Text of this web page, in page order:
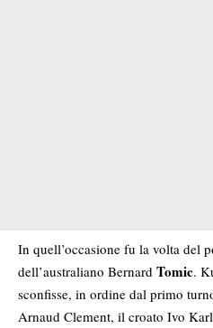
In quell’occasione fu la volta del
dell’australiano Bernard Tomic.
sconfisse, in ordine dal primo
Arnaud Clement, il croato Ivo